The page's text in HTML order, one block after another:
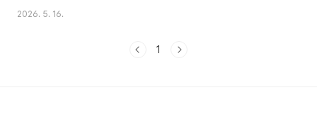
벽한 성공'을 의미하는 건 그날이 처음이었습니다.충돌 실험, 직접 지켜보고 나
먼저 떠올리기 마련입니다. 그런데 제가 직접 라이브 중계를 보고 나서야 이게
2026. 5. 16.
1